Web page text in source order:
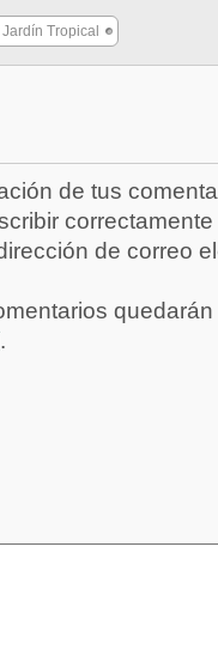
Tropical
de tus
de correo
.